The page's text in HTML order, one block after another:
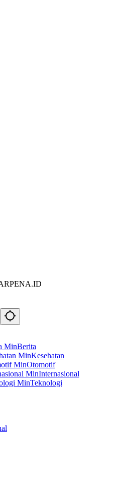
Berita
Kesehatan
Otomotif
Internasional
Teknologi